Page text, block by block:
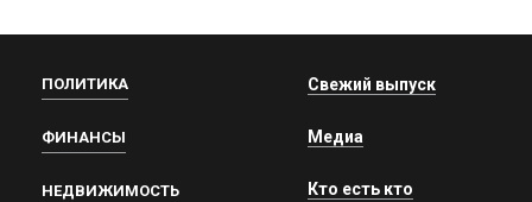
ПОЛИТИКА
ФИНАНСЫ
НЕДВИЖИМОСТЬ
Свежий выпуск
Медиа
Кто есть кто